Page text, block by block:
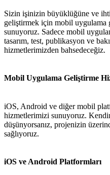
Sizin işinizin büyüklüğüne ve
geliştirmek için mobil uygulama
sunuyoruz. Sadece mobil
tasarım, test, publikasyon ve
hizmetlerimizden bahsedeceğiz.
Mobil Uygulama Geliştirme
iOS, Android ve diğer mobil
hizmetlerimizi sunuyoruz.
düşünyorsanız, projenizin
sağlıyoruz.
iOS ve Android Platformları